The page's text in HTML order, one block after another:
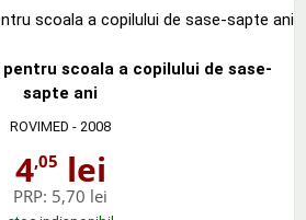
scoala a copilului de sase-
sapte ani
ROVIMED - 2008
4,05 lei
PRP: 5,70 lei